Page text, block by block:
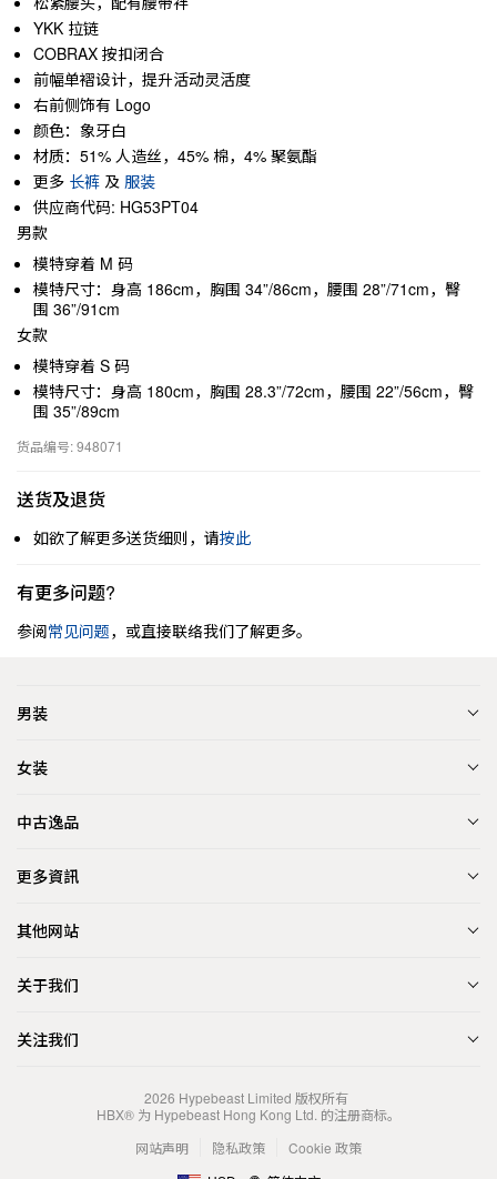
YKK 拉链
COBRAX 按扣闭合
前幅单褶设计，提升活动灵活度
右前侧饰有 Logo
颜色：象牙白
材质：51% 人造丝，45% 棉，4% 聚氨酯
更多 长裤 及 服装
供应商代码: HG53PT04
男款
模特穿着 M 码
模特尺寸：身高 186cm，胸围 34”/86cm，腰围 28”/71cm，臀
围 36”/91cm
女款
模特穿着 S 码
模特尺寸：身高 180cm，胸围 28.3”/72cm，腰围 22”/56cm，臀
围 35”/89cm
货品编号: 948071
送货及退货
如欲了解更多送货细则，请按此
有更多问题?
参阅常见问题，或直接联络我们了解更多。
男装
女装
中古逸品
更多資訊
其他网站
关于我们
关注我们
2026 Hypebeast Limited 版权所有
HBX® 为 Hypebeast Hong Kong Ltd. 的注册商标。
网站声明
隐私政策
Cookie 政策